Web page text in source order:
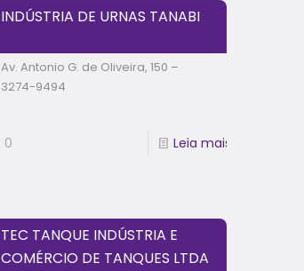
INDÚSTRIA DE URNAS TANABI
Av. Antonio G. de Oliveira, 150 –
3274-9494
0 Leia mais
TEC TANQUE INDÚSTRIA E
COMÉRCIO DE TANQUES LTDA